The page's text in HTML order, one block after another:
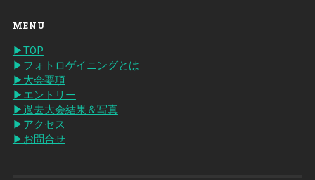
MENU
▶︎TOP
▶︎フォトロゲイニングとは
▶︎大会要項
▶︎エントリー
▶︎過去大会結果＆写真
▶︎アクセス
▶︎お問合せ